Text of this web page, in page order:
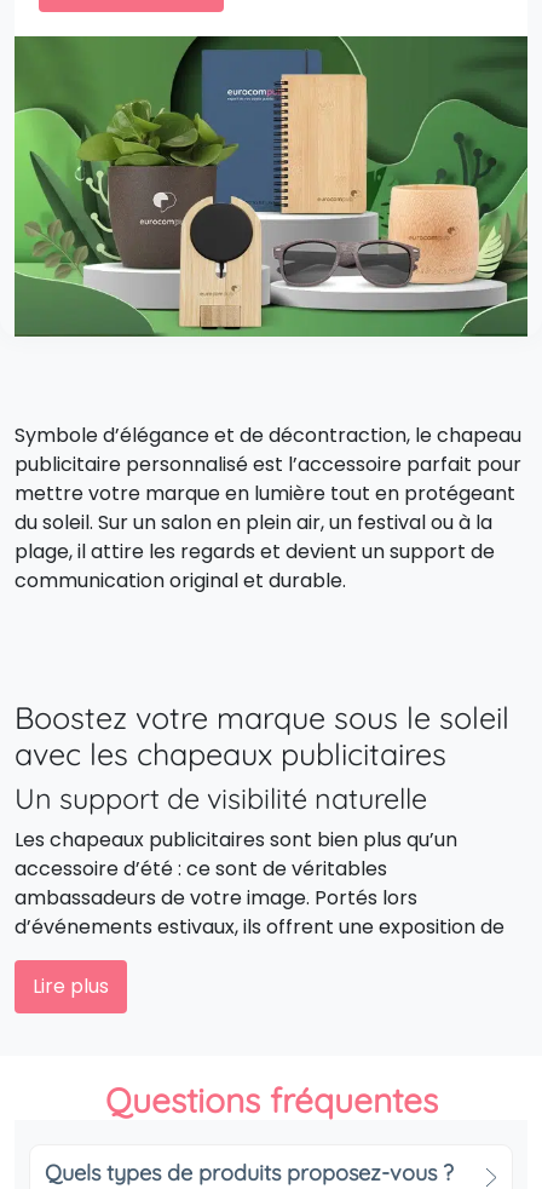
Symbole d’élégance et de décontraction, le chapeau
publicitaire personnalisé est l’accessoire parfait pour
mettre votre marque en lumière tout en protégeant
du soleil. Sur un salon en plein air, un festival ou à la
plage, il attire les regards et devient un support de
communication original et durable.
Boostez votre marque sous le soleil
avec les chapeaux publicitaires
Un support de visibilité naturelle
Les chapeaux publicitaires sont bien plus qu’un
accessoire d’été : ce sont de véritables
ambassadeurs de votre image. Portés lors
d’événements estivaux, ils offrent une exposition de
marque continue, aussi bien sur les plages que dans
les rues ou les terrasses.
est un excellent cadeau d’entreprise. Il s’adapte à
laisse une impression positive tout en associant votre
Lire plus
Questions fréquentes
Quels types de produits proposez-vous ?